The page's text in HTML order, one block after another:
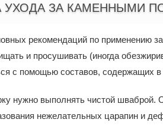
УХОДА ЗА КАМЕННЫМИ
рекомендаций по применению
и просушивать (иногда
с помощью составов, содержащих в
нужно выполнять чистой шваброй.
нежелательных царапин и